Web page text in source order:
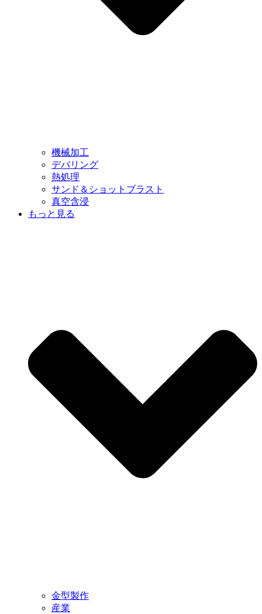
機械加工
デバリング
熱処理
サンド＆ショットブラスト
真空含浸
もっと見る
金型製作
産業